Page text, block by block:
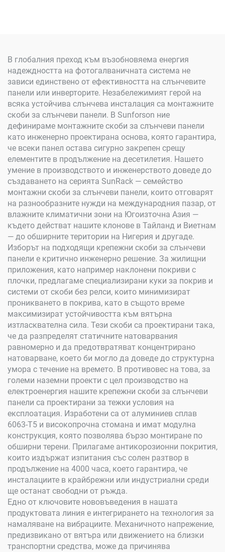
В глобалния преход към възобновяема енергия
надеждността на фотогалваничната система не
зависи единствено от ефективността на слънчевите
панели или инверторите. Незабележимият герой на
всяка устойчива слънчева инсталация са монтажните
скоби за слънчеви панели. В Sunforson ние
дефинираме монтажните скоби за слънчеви панели
като инженерно проектирана основа, която гарантира,
че всеки панел остава сигурно закрепен срещу
елементите в продължение на десетилетия. Нашето
умение в производството и инженерството доведе до
създаването на серията SunRack — семейство
монтажни скоби за слънчеви панели, които отговарят
на разнообразните нужди на международния пазар, от
влажните климатични зони на Югоизточна Азия —
където действат нашите клонове в Тайланд и Виетнам
— до обширните територии на Нигерия и другаде.
Изборът на подходящи крепежни скоби за слънчеви
панели е критично инженерно решение. За жилищни
приложения, като например наклонени покриви с
плочки, предлагаме специализирани куки за покрив и
системи от скоби без релси, които минимизират
проникването в покрива, като в същото време
максимизират устойчивостта към вятърна
изтласквателна сила. Тези скоби са проектирани така,
че да разпределят статичните натоварвания
равномерно и да предотвратяват концентрирано
натоварване, което би могло да доведе до структурна
умора с течение на времето. В противовес на това, за
големи наземни проекти с цел производство на
електроенергия нашите крепежни скоби за слънчеви
панели са проектирани за тежки условия на
експлоатация. Изработени са от алуминиев сплав
6063-T5 и високопрочна стомана и имат модулна
конструкция, която позволява бързо монтиране по
обширни терени. Прилагаме антикорозионни покрития,
които издържат изпитания със солен разтвор в
продължение на 4000 часа, което гарантира, че
инсталациите в крайбрежни или индустриални среди
ще останат свободни от ръжда.
Едно от ключовите нововъведения в нашата
продуктовата линия е интегрирането на технология за
намаляване на вибрациите. Механичното напрежение,
предизвикано от вятъра или движението на близки
транспортни средства, може да причинява